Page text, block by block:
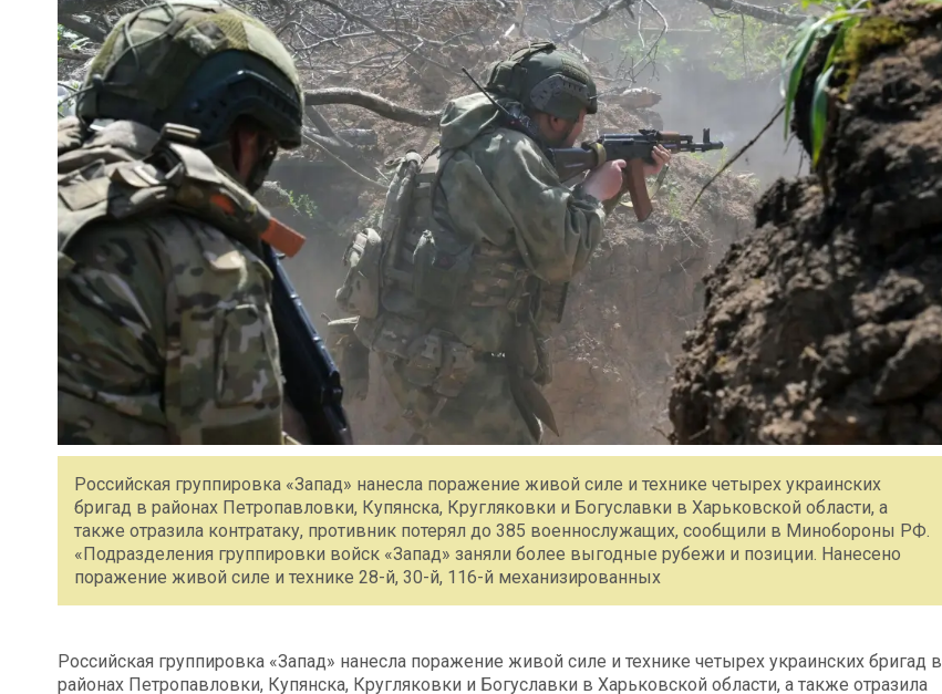
Российская группировка «Запад» нанесла поражение живой силе и технике четырех украинских
бригад в районах Петропавловки, Купянска, Кругляковки и Богуславки в Харьковской области, а
также отразила контратаку, противник потерял до 385 военнослужащих, сообщили в Минобороны РФ.
«Подразделения группировки войск «Запад» заняли более выгодные рубежи и позиции. Нанесено
поражение живой силе и технике 28-й, 30-й, 116-й механизированных
Российская группировка «Запад» нанесла поражение живой силе и технике четырех украинских бригад в
районах Петропавловки, Купянска, Кругляковки и Богуславки в Харьковской области, а также отразила